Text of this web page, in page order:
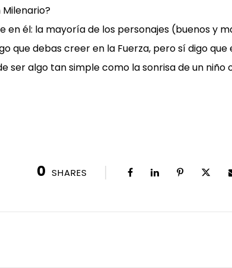
él: la mayoría de los personajes (buenos y
que debas creer en la Fuerza, pero sí digo
ser algo tan simple como la sonrisa de un
0 SHARES